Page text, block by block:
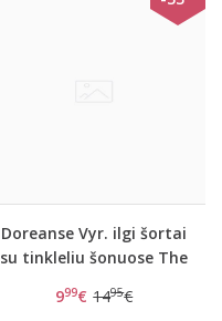
Doreanse Vyr. ilgi šortai
su tinkleliu šonuose The
999€ 1495€